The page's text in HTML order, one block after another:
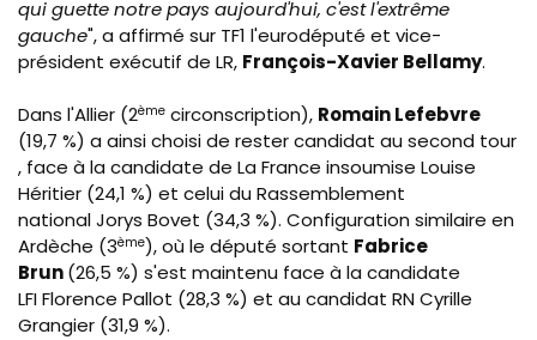
qui guette notre pays aujourd'hui, c'est l'extrême
gauche", a affirmé sur TF1 l'eurodéputé et vice-
président exécutif de LR, François-Xavier Bellamy.
Dans l'Allier (2ème circonscription), Romain Lefebvre
(19,7 %) a ainsi choisi de rester candidat au second tour
, face à la candidate de La France insoumise Louise
Héritier (24,1 %) et celui du Rassemblement
national Jorys Bovet (34,3 %). Configuration similaire en
Ardèche (3ème), où le député sortant Fabrice
Brun(26,5 %) s'est maintenu face à la candidate
LFI Florence Pallot (28,3 %) et au candidat RN Cyrille
Grangier (31,9 %).